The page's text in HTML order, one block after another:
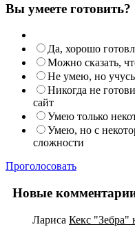
Вы умеете готовить?
Да, хорошо
Можно сказать,
Не умею, но учусь
Никогда не
сайт
Умею только
Умею, но с
сложности
Проголосовать
Новые
Лариса Кекс "Зебра"